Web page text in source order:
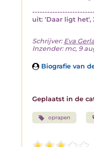
uit: 'Daar ligt het',
Schrijver: Eva
Inzender: mc, 9
Biografie van
Geplaatst in de
oprapen